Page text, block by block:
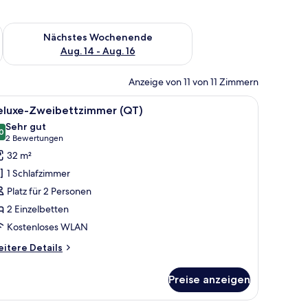
Aug. 7 - Aug. 9.
Nächstes Wochenende
Aug. 14 - Aug. 16
Überprüfe die Verfügbarkeit für nächstes Wochenende, Aug.
Anzeige von 11 von 11 Zimmern
einem Schreibtisch, einem Sessel, einem Fernseher und einem
Ein Hotelzimmer mit einem großen Bett,
7 Zweibettzimmer (QT)
von 10
Sehr gut
2 Bewertungen
(2
Bewertungen)
32 m²
1 Schlafzimmer
Platz für 2 Personen
2 Einzelbetten
Kostenloses WLAN
Details
Preise anzeigen